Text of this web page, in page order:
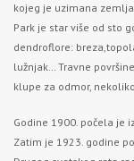
kojeg je uzimana
Park je star više od sto
dendroflore:
lužnjak… Travne
klupe za odmor,
Godine 1900. počela je
Zatim je 1923. godine